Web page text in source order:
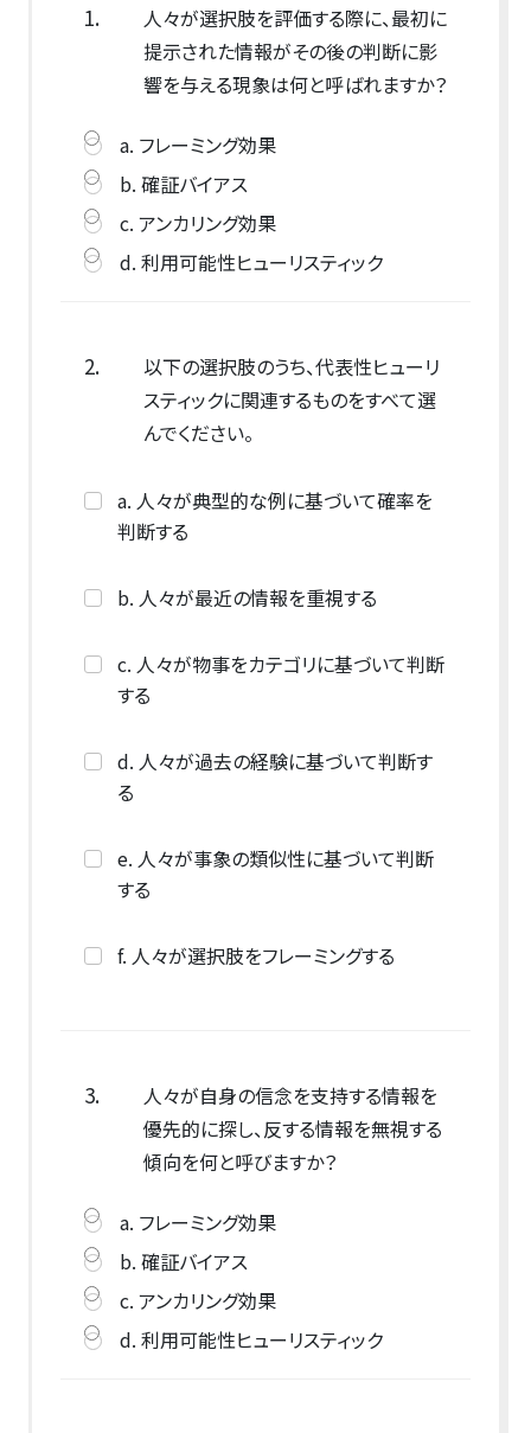
1.
人々が選択肢を評価する際に、最初に
提示された情報がその後の判断に影
響を与える現象は何と呼ばれますか？
a. フレーミング効果
b. 確証バイアス
c. アンカリング効果
d. 利用可能性ヒューリスティック
2.
以下の選択肢のうち、代表性ヒューリ
スティックに関連するものをすべて選
んでください。
a. 人々が典型的な例に基づいて確率を
判断する
b. 人々が最近の情報を重視する
c. 人々が物事をカテゴリに基づいて判断
する
d. 人々が過去の経験に基づいて判断す
る
e. 人々が事象の類似性に基づいて判断
する
f. 人々が選択肢をフレーミングする
3.
人々が自身の信念を支持する情報を
優先的に探し、反する情報を無視する
傾向を何と呼びますか？
a. フレーミング効果
b. 確証バイアス
c. アンカリング効果
d. 利用可能性ヒューリスティック